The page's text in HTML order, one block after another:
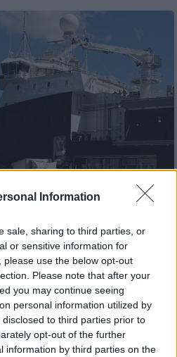
Information
sale, sharing to third parties, or
or sensitive information for
use the below opt-out
Please note that after your
you may continue seeing
personal information utilized by
to third parties prior to
opt-out of the further
information by third parties on the
ΕΘΝΟΣ στη Google
του Πάσχα ξημέρωσε
ενέργειας, καθώς η
Μέση Ανατολή
Σαββατοκύριακο.